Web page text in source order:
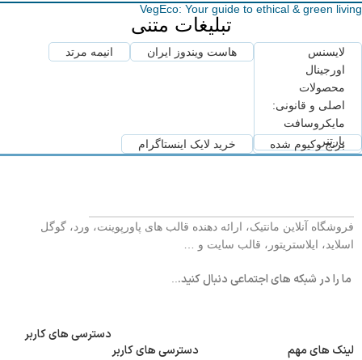
VegEco: Your guide to ethical & green living
تبلیغات متنی
لایسنس
اورجینال
محصولات
اصلی و قانونی:
مایکروسافت
پارتنر
هاست ویندوز ایران انیمه مرتد
برنج وکیوم شده خرید لایک اینستاگرام
فروشگاه آنلاین مانتیک، ارائه دهنده قالب های پاورپوینت، ورد، گوگل
اسلاید، ایلاستریتور، قالب سایت و …
ما را در شبکه های اجتماعی دنبال کنید.
لینک های مهم دسترسی های کاربر
دسترسی های کاربر